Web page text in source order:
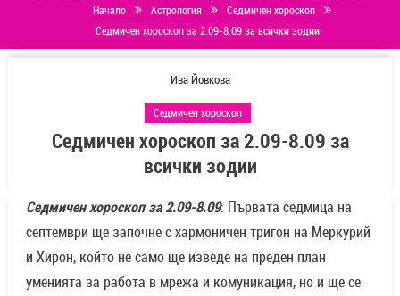
Начало Астрология
Седмичен хороскоп
Седмичен хороскоп за 2.09-8.09 за всички зодии
Ива Йовкова
Седмичен хороскоп
Седмичен хороскоп за 2.09-8.09 за
всички зодии
Седмичен хороскоп за 2.09-8.09: Първата седмица на
септември ще започне с хармоничен тригон на Меркурий
и Хирон, който не само ще изведе на преден план
уменията за работа в мрежа и комуникация, но и ще се